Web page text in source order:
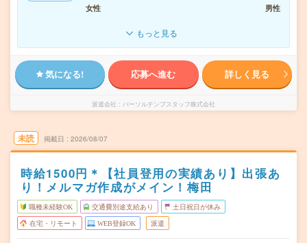
女性
男性
もっと見る
気になる! 応募へ進む 詳しく見る
派遣会社 パーソルテンプスタッフ株式会社
未読 掲載日 2026/08/07
時給1500円＊【社員登用の実績あり】出張あ
り！メルマガ作成がメイン！梅田
職種未経験OK 交通費別途支給あり 土日祝日が休み
在宅・リモート WEB登録OK 派遣